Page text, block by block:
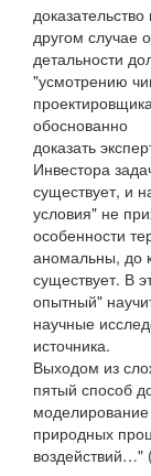
другом случае
детальности
"усмотрению
обоснованно
доказать
Инвестора
существует, и
условия" не
особенности
аномальны, до
существует. В
опытный"
научные
источника.
Выходом из
пятый способ
природных
воздействий…"